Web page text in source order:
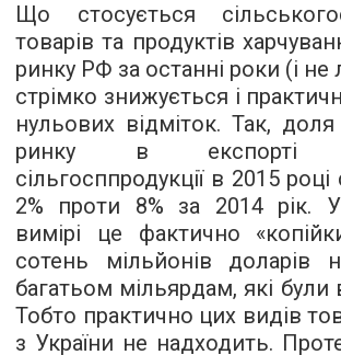
Що стосується
товарів та продуктів
ринку РФ за останні роки (і
стрімко знижується і
нульових відміток. Так, доля
ринку в експорті
сільгосппродукції в 2015
2% проти 8% за 2014 рік.
вимірі це фактично
сотень мільйонів доларів
багатьом мільярдам, які були
Тобто практично цих видів
з України не надходить.